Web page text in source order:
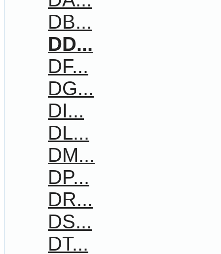
DB...
DD...
DF...
DG...
DI...
DL...
DM...
DP...
DR...
DS...
DT...